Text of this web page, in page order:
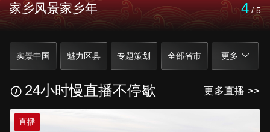
与秋为伴 共赏锦绣山河 5 /5
实景中国 魅力区县 专题策划 全部省市 更多
光影中国 美丽中国 非遗传承 逐星计划
 24小时慢直播不停歇 更多直播 >>
直播